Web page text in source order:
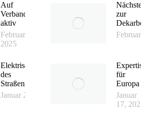
Auf
Verbandsebene
aktiv
Februar 20,
2025
Nächster
zur
Februar
Elektrische Zukunft
des
Straßengüterverkehrs
Januar 23, 2025
Expertise
für
Europa
Januar
17, 2025